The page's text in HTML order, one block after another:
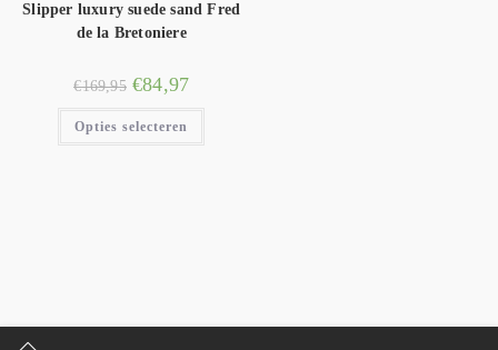
Slipper luxury suede sand Fred
de la Bretoniere
€169,95 €84,97
Opties selecteren